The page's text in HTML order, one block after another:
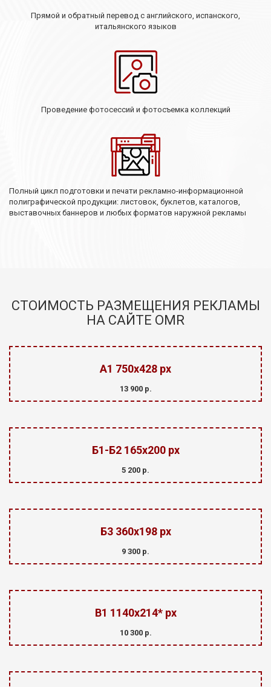
Прямой и обратный перевод с английского, испанского,
итальянского языков
Проведение фотосессий и фотосъемка коллекций
Полный цикл подготовки и печати рекламно-информационной
полиграфической продукции: листовок, буклетов, каталогов,
выставочных баннеров и любых форматов наружной рекламы
СТОИМОСТЬ РАЗМЕЩЕНИЯ РЕКЛАМЫ
НА САЙТЕ OMR
А1 750х428 px
13 900 р.
Б1-Б2 165х200 px
5 200 р.
Б3 360х198 px
9 300 р.
В1 1140х214* px
10 300 р.